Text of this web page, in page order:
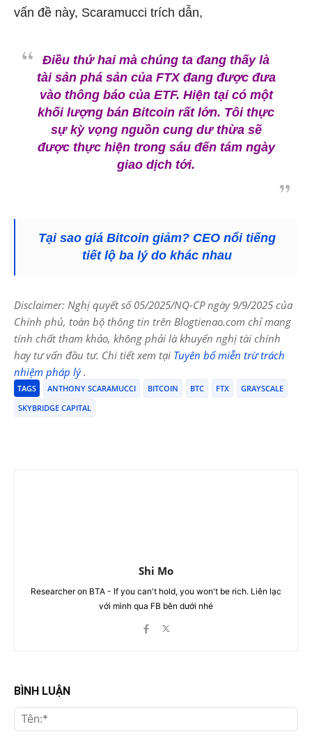
vấn đề này, Scaramucci trích dẫn,
Điều thứ hai mà chúng ta đang thấy là
tài sản phá sản của FTX đang được đưa
vào thông báo của ETF. Hiện tại có một
khối lượng bán Bitcoin rất lớn. Tôi thực
sự kỳ vọng nguồn cung dư thừa sẽ
được thực hiện trong sáu đến tám ngày
giao dịch tới.
Tại sao giá Bitcoin giảm? CEO nổi tiếng
tiết lộ ba lý do khác nhau
Disclaimer: Nghị quyết số 05/2025/NQ-CP ngày 9/9/2025 của
Chính phủ, toàn bộ thông tin trên Blogtienao.com chỉ mang
tính chất tham khảo, không phải là khuyến nghị tài chính
hay tư vấn đầu tư. Chi tiết xem tại Tuyên bố miễn trừ trách
nhiệm pháp lý.
TAGS ANTHONY SCARAMUCCI BITCOIN BTC FTX
GRAYSCALE
SKYBRIDGE CAPITAL
Shi Mo
Researcher on BTA - If you can't hold, you won't be rich. Liên lạc
với mình qua FB bên dưới nhé
BÌNH LUẬN